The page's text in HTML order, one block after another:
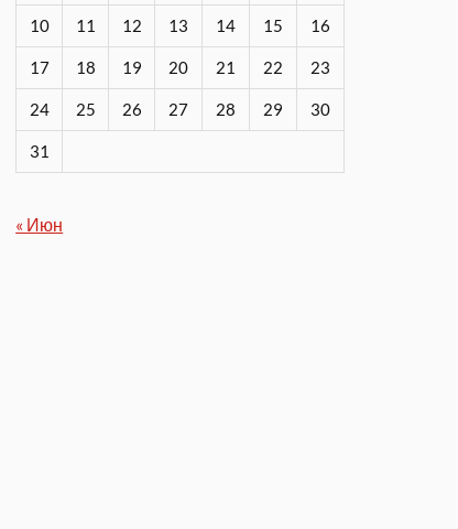
10 11 12 13 14 15 16
17 18 19 20 21 22 23
24 25 26 27 28 29 30
31
« Июн